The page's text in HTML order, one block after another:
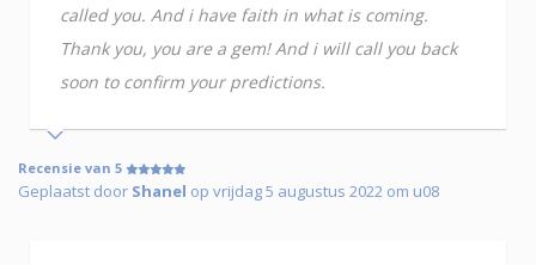
called you. And i have faith in what is coming.
Thank you, you are a gem! And i will call you back
soon to confirm your predictions.
Recensie van 5
Geplaatst door Shanel op vrijdag 5 augustus 2022 om u08